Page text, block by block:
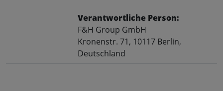
Verantwortliche Person:
F&H Group GmbH
Kronenstr. 71, 10117 Berlin,
Deutschland